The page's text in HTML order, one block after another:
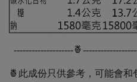
--------------------
🍍此成份只供參考，可能會